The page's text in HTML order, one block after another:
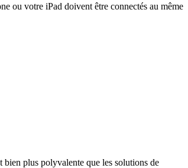
ou votre iPad doivent être connectés au même
plus polyvalente que les solutions de